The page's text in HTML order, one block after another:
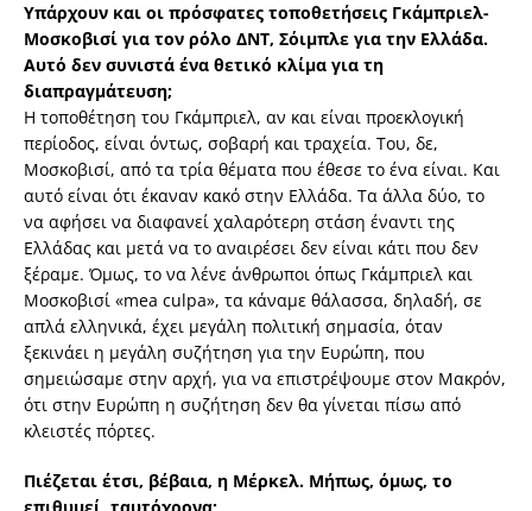
Υπάρχουν και οι πρόσφατες τοποθετήσεις Γκάμπριελ-
Μοσκοβισί για τον ρόλο ΔΝΤ, Σόιμπλε για την Ελλάδα.
Αυτό δεν συνιστά ένα θετικό κλίμα για τη
διαπραγμάτευση;
Η τοποθέτηση του Γκάμπριελ, αν και είναι προεκλογική
περίοδος, είναι όντως, σοβαρή και τραχεία. Του, δε,
Μοσκοβισί, από τα τρία θέματα που έθεσε το ένα είναι. Και
αυτό είναι ότι έκαναν κακό στην Ελλάδα. Τα άλλα δύο, το
να αφήσει να διαφανεί χαλαρότερη στάση έναντι της
Ελλάδας και μετά να το αναιρέσει δεν είναι κάτι που δεν
ξέραμε. Όμως, το να λένε άνθρωποι όπως Γκάμπριελ και
Μοσκοβισί «mea culpa», τα κάναμε θάλασσα, δηλαδή, σε
απλά ελληνικά, έχει μεγάλη πολιτική σημασία, όταν
ξεκινάει η μεγάλη συζήτηση για την Ευρώπη, που
σημειώσαμε στην αρχή, για να επιστρέψουμε στον Μακρόν,
ότι στην Ευρώπη η συζήτηση δεν θα γίνεται πίσω από
κλειστές πόρτες.
Πιέζεται έτσι, βέβαια, η Μέρκελ. Μήπως, όμως, το